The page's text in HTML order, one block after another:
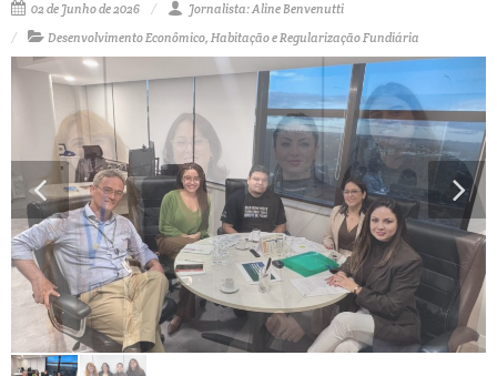
02 de Junho de 2026
Jornalista: Aline Benvenutti
Desenvolvimento Econômico, Habitação e Regularização Fundiária